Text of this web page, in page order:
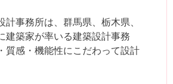
計事務所は、群馬県、栃木県、
建築家が率いる建築設計事務
質感・機能性にこだわって設計